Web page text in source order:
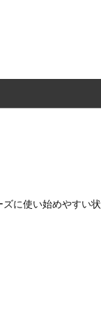
に使い始めやすい